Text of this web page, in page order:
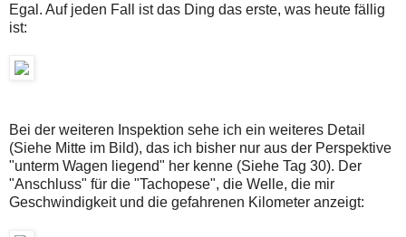
Egal. Auf jeden Fall ist das Ding das erste, was heute fällig
ist:
Bei der weiteren Inspektion sehe ich ein weiteres Detail
(Siehe Mitte im Bild), das ich bisher nur aus der Perspektive
"unterm Wagen liegend" her kenne (Siehe Tag 30). Der
"Anschluss" für die "Tachopese", die Welle, die mir
Geschwindigkeit und die gefahrenen Kilometer anzeigt: